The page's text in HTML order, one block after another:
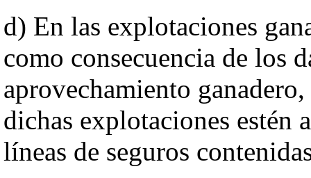
d) En las explotaciones
como consecuencia de los
aprovechamiento
dichas explotaciones estén
líneas de seguros